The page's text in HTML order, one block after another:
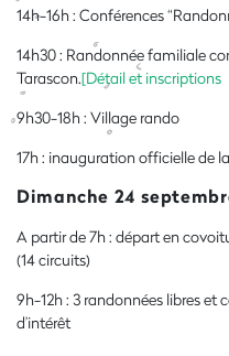
14h-16h : Conférences
14h30 : Randonnée familiale
Tarascon.[Détail et inscriptions
9h30-18h : Village rando
17h : inauguration officielle de
Dimanche 24
A partir de 7h : départ en
(14 circuits)
9h-12h : 3 randonnées libres
d’intérêt